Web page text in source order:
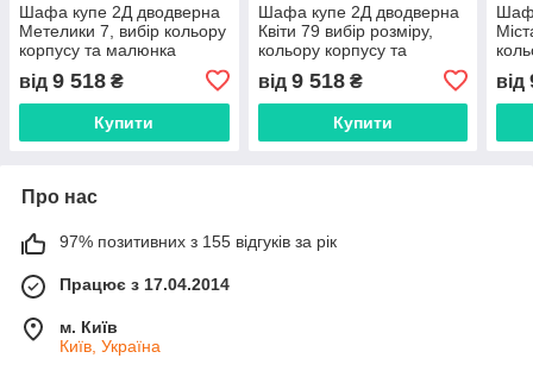
Шафа купе 2Д дводверна
Метелики 7, вибір кольору
корпусу та малюнка
від 9 518 ₴
Купити
Шафа купе 2Д дводверна
Квіти 79 вибір розміру,
кольору корпусу та
від 9 518₴
Купити
від
Про нас
97% позитивних з 155 відгуків за рік
Працює з 17.04.2014
м. Київ
Київ, Україна